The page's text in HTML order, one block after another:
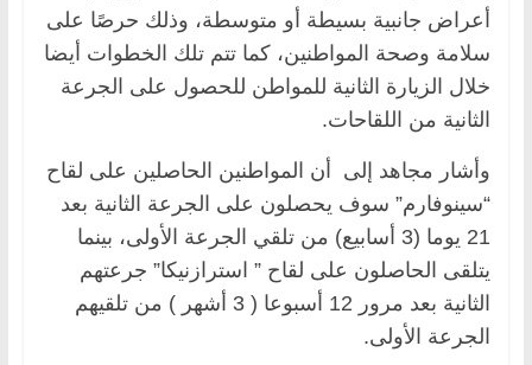
أعراض جانبية بسيطة أو متوسطة، وذلك حرصًا على
سلامة وصحة المواطنين، كما تتم تلك الخطوات أيضا
خلال الزيارة الثانية للمواطن للحصول على الجرعة
الثانية من اللقاحات.
وأشار مجاهد إلى أن المواطنين الحاصلين على لقاح
“سينوفارم” سوف يحصلون على الجرعة الثانية بعد
21 يوما (3 أسابيع) من تلقي الجرعة الأولى، بينما
يتلقى الحاصلون على لقاح ” استرازنيكا” جرعتهم
الثانية بعد مرور 12 أسبوعا ( 3 أشهر ) من تلقيهم
الجرعة الأولى.